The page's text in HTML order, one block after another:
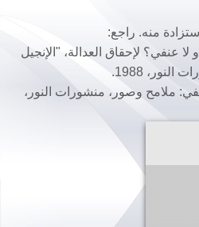
منه. راجع:
عنفي؟ لإحقاق العدالة، "الإنجيل
ملامح وصور، منشورات النور،